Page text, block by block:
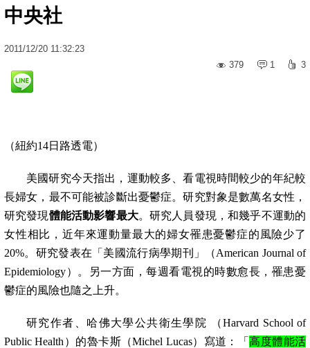
中央社
2011/12/20 11:32:23
379
1 3
（紐約14日路透電）
美國研究今天指出，運動較多、看電視時間較少的年紀較
長婦女，最不可能被診斷出憂鬱症。研究對象是數萬名女性，
研究發現體能活動影響最大。研究人員發現，和幾乎不運動的
女性相比，近年來運動量最大的婦女罹患憂鬱症的風險少了
20%。研究發表在「美國流行病學期刊」（American Journal of
Epidemiology）。另一方面，每週看電視的時數愈長，罹患憂
鬱症的風險也隨之上升。
研究作者、哈佛大學公共衛生學院 （Harvard School of
Public Health ）的魯卡斯（Michel Lucas）寫道：「高度體能活